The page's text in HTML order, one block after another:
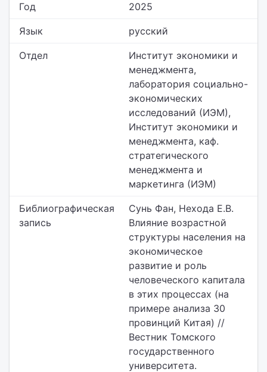
Год 2025
Язык русский
Отдел
Институт экономики и
менеджмента,
лаборатория социально-
экономических
исследований (ИЭМ),
Институт экономики и
менеджмента, каф.
стратегического
менеджмента и
маркетинга (ИЭМ)
Библиографическая
запись
Сунь Фан, Нехода Е.В.
Влияние возрастной
структуры населения на
экономическое
развитие и роль
человеческого капитала
в этих процессах (на
примере анализа 30
провинций Китая) //
Вестник Томского
государственного
университета.